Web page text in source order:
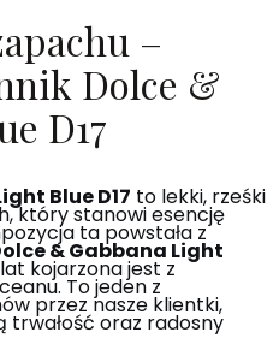
–
Dolce &
D17
Blue D17 to lekki, rześki
który stanowi esencję
ta powstała z
& Gabbana Light
kojarzona jest z
To jeden z
przez nasze klientki,
trwałość oraz radosny